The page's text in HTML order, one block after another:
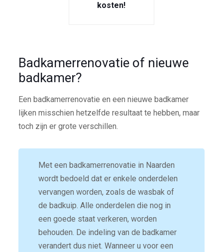
kosten!
Badkamerrenovatie of nieuwe
badkamer?
Een badkamerrenovatie en een nieuwe badkamer
lijken misschien hetzelfde resultaat te hebben, maar
toch zijn er grote verschillen.
Met een badkamerrenovatie in Naarden
wordt bedoeld dat er enkele onderdelen
vervangen worden, zoals de wasbak of
de badkuip. Alle onderdelen die nog in
een goede staat verkeren, worden
behouden. De indeling van de badkamer
verandert dus niet. Wanneer u voor een